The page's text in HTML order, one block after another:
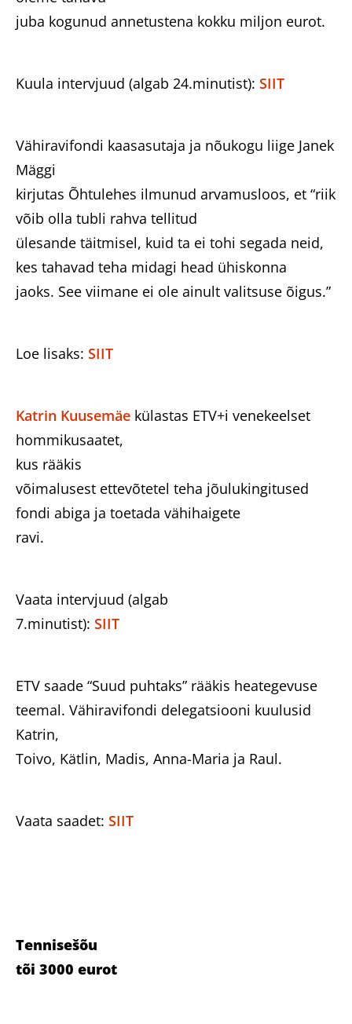
juba kogunud annetustena kokku miljon eurot.
Kuula intervjuud (algab 24.minutist): SIIT
Vähiravifondi kaasasutaja ja nõukogu liige Janek
Mäggi
kirjutas Õhtulehes ilmunud arvamusloos, et “riik
võib olla tubli rahva tellitud
ülesande täitmisel, kuid ta ei tohi segada neid,
kes tahavad teha midagi head ühiskonna
jaoks. See viimane ei ole ainult valitsuse õigus.”
Loe lisaks: SIIT
Katrin Kuusemäe külastas ETV+i venekeelset
hommikusaatet,
kus rääkis
võimalusest ettevõtetel teha jõulukingitused
fondi abiga ja toetada vähihaigete
ravi.
Vaata intervjuud (algab
7.minutist): SIIT
ETV saade “Suud puhtaks” rääkis heategevuse
teemal. Vähiravifondi delegatsiooni kuulusid
Katrin,
Toivo, Kätlin, Madis, Anna-Maria ja Raul.
Vaata saadet: SIIT
Tennisešõu
tõi 3000 eurot